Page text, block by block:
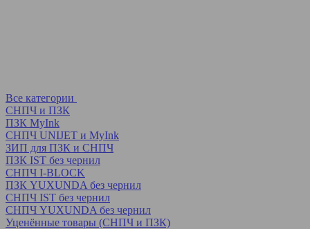
Все категории
СНПЧ и ПЗК
ПЗК MyInk
СНПЧ UNIJET и MyInk
ЗИП для ПЗК и СНПЧ
ПЗК IST без чернил
СНПЧ I-BLOCK
ПЗК YUXUNDA без чернил
СНПЧ IST без чернил
СНПЧ YUXUNDA без чернил
Уценённые товары (СНПЧ и ПЗК)